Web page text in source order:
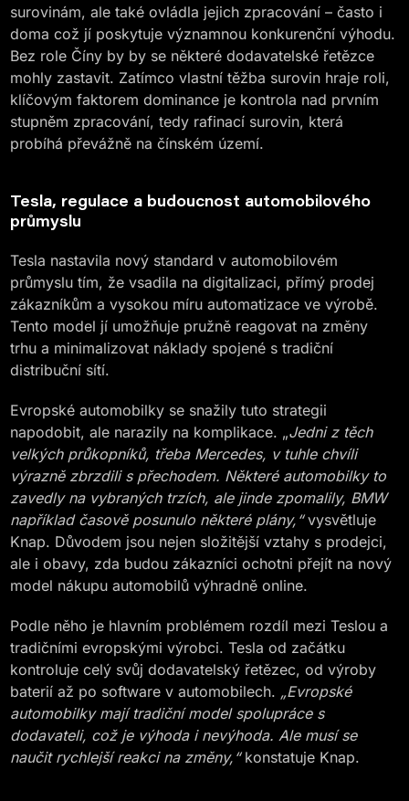
surovinám, ale také ovládla jejich zpracování – často i
doma což jí poskytuje významnou konkurenční výhodu.
Bez role Číny by by se některé dodavatelské řetězce
mohly zastavit. Zatímco vlastní těžba surovin hraje roli,
klíčovým faktorem dominance je kontrola nad prvním
stupněm zpracování, tedy rafinací surovin, která
probíhá převážně na čínském území.
Tesla, regulace a budoucnost automobilového
průmyslu
Tesla nastavila nový standard v automobilovém
průmyslu tím, že vsadila na digitalizaci, přímý prodej
zákazníkům a vysokou míru automatizace ve výrobě.
Tento model jí umožňuje pružně reagovat na změny
trhu a minimalizovat náklady spojené s tradiční
distribuční sítí.
Evropské automobilky se snažily tuto strategii
napodobit, ale narazily na komplikace. „Jedni z těch
velkých průkopníků, třeba Mercedes, v tuhle chvíli
výrazně zbrzdili s přechodem. Některé automobilky to
zavedly na vybraných trzích, ale jinde zpomalily, BMW
například časově posunulo některé plány,“vysvětluje
Knap. Důvodem jsou nejen složitější vztahy s prodejci,
ale i obavy, zda budou zákazníci ochotni přejít na nový
model nákupu automobilů výhradně online.
Podle něho je hlavním problémem rozdíl mezi Teslou a
tradičními evropskými výrobci. Tesla od začátku
kontroluje celý svůj dodavatelský řetězec, od výroby
baterií až po software v automobilech. „Evropské
automobilky mají tradiční model spolupráce s
dodavateli, což je výhoda i nevýhoda. Ale musí se
naučit rychlejší reakci na změny,“konstatuje Knap.